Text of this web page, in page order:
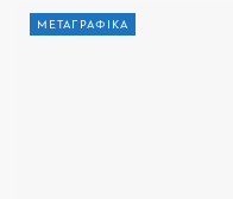
ΜΕΤΑΓΡΑΦΙΚΑ